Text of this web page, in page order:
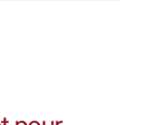
retours